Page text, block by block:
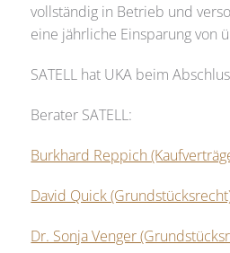
vollständig in Betrieb und
eine jährliche Einsparung von
SATELL hat UKA beim
Berater SATELL:
Burkhard Reppich
David Quick
Dr. Sonja Venger